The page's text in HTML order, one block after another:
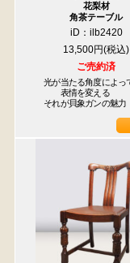
花梨材
角茶テーブル
iD：ilb2420
13,500円
ご売約済
光が当たる角度によっ
表情を変える
それが貝象ガンの魅力